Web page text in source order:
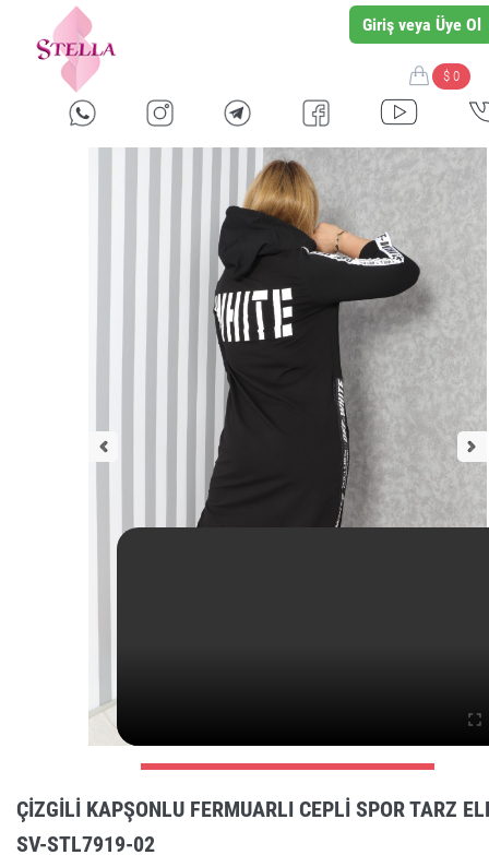
Giriş veya Üye Ol
$ 0
ÇIZGILI KAPŞONLU FERMUARLI CEPLI SPOR TARZ
SV-STL7919-02